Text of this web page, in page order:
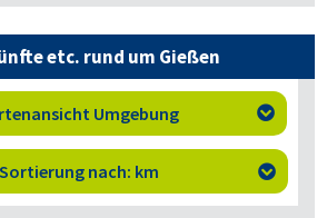
etc. rund um Gießen
Umgebung 
Sortierung nach: km 